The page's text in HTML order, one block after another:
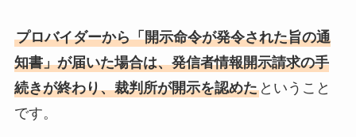
プロバイダーから「開示命令が発令された旨の通
知書」が届いた場合は、発信者情報開示請求の手
続きが終わり、裁判所が開示を認めたということ
です。